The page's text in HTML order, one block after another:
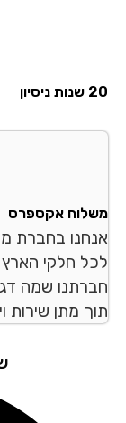
אקספרס
בחברת
הארץ 24/7 במיוחד בשבילכם!
שמה דגש
מתן שירות ויחס